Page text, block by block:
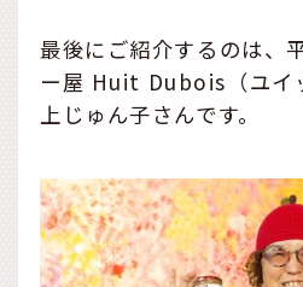
最後にご紹介するのは、
ー屋 Huit Dubois（ユイ
上じゅん子さんです。